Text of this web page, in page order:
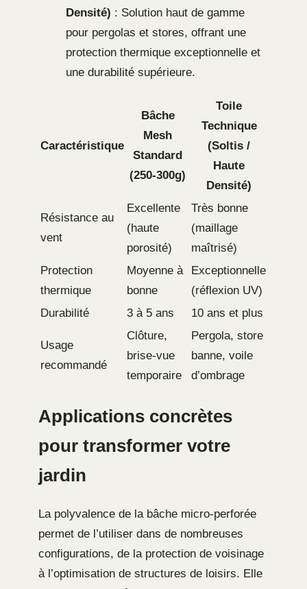
Densité) : Solution haut de gamme
pour pergolas et stores, offrant une
protection thermique exceptionnelle et
une durabilité supérieure.
Caractéristique
Bâche
Mesh
Standard
(250-300g)
Toile
Technique
(Soltis /
Haute
Densité)
Résistance au
vent
Excellente
(haute
porosité)
Très bonne
(maillage
maîtrisé)
Protection
thermique
Moyenne à
bonne
Exceptionnelle
(réflexion UV)
Durabilité
3 à 5 ans 10 ans et plus
Usage
recommandé
Clôture,
brise-vue
temporaire
Pergola, store
banne, voile
d’ombrage
Applications concrètes
pour transformer votre
jardin
La polyvalence de la bâche micro-perforée
permet de l’utiliser dans de nombreuses
configurations, de la protection de voisinage
à l’optimisation de structures de loisirs. Elle